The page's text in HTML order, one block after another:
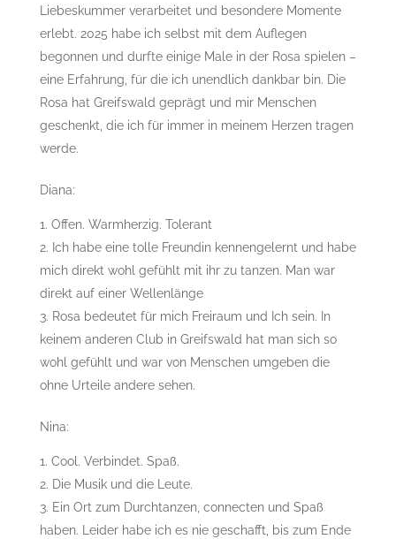
Liebeskummer verarbeitet und besondere Momente
erlebt. 2025 habe ich selbst mit dem Auflegen
begonnen und durfte einige Male in der Rosa spielen –
eine Erfahrung, für die ich unendlich dankbar bin. Die
Rosa hat Greifswald geprägt und mir Menschen
geschenkt, die ich für immer in meinem Herzen tragen
werde.
Diana:
Offen. Warmherzig. Tolerant
Ich habe eine tolle Freundin kennengelernt und habe
mich direkt wohl gefühlt mit ihr zu tanzen. Man war
direkt auf einer Wellenlänge
Rosa bedeutet für mich Freiraum und Ich sein. In
keinem anderen Club in Greifswald hat man sich so
wohl gefühlt und war von Menschen umgeben die
ohne Urteile andere sehen.
Nina:
Cool. Verbindet. Spaß.
Die Musik und die Leute.
Ein Ort zum Durchtanzen, connecten und Spaß
haben. Leider habe ich es nie geschafft, bis zum Ende